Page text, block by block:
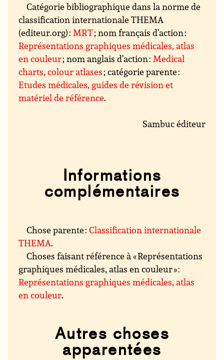
Catégorie bibliographique dans la norme de
classification internationale THEMA
(editeur.org) :MRT; nom français d’action :
Représentations graphiques médicales, atlas
en couleur; nom anglais d’action :Medical
charts, colour atlases; catégorie parente :
Etudes médicales, guides de révision et
matériel de référence.
Sambuc éditeur
Informations
complémentaires
Chose parente :Classification internationale
THEMA.
Choses faisant référence à « Représentations
graphiques médicales, atlas en couleur » :
Représentations graphiques médicales, atlas
en couleur.
Autres choses
apparentées